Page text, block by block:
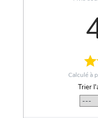
Calculé à
Trier